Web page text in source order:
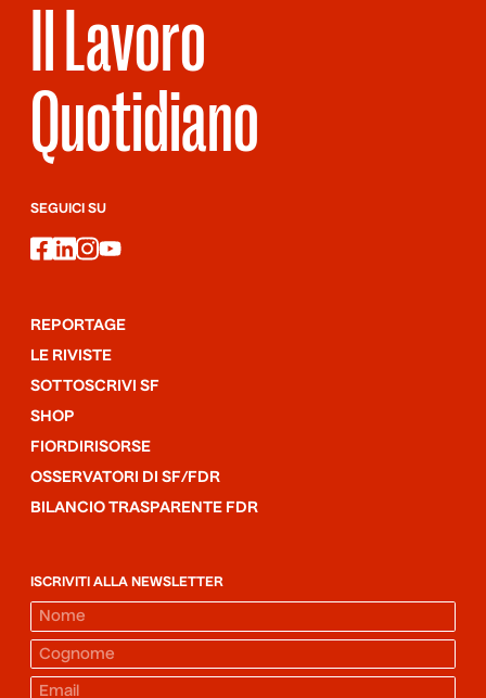
Il Lavoro
Quotidiano
SEGUICI SU
facebook
linkedin
instagram
youtube
REPORTAGE
LE RIVISTE
SOTTOSCRIVI SF
SHOP
FIORDIRISORSE
OSSERVATORI DI SF/FDR
BILANCIO TRASPARENTE FDR
ISCRIVITI ALLA NEWSLETTER